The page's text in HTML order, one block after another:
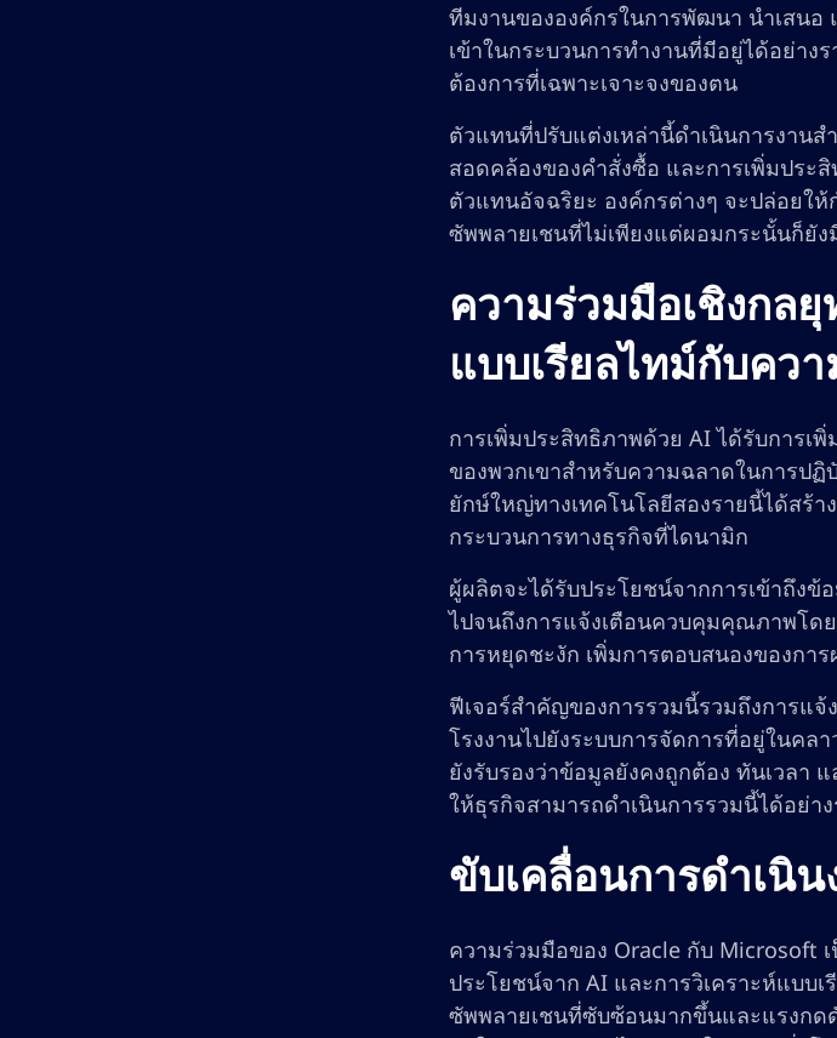
ทีมงานขององค์กรในการพัฒนา นำเสน
เข้าในกระบวนการทำงานที่มีอยู่ได้อย่า
ต้องการที่เฉพาะเจาะจงของตน
ตัวแทนที่ปรับแต่งเหล่านี้ดำเนินการงาน
สอดคล้องของคำสั่งซื้อ และการเพิ่มประ
ตัวแทนอัจฉริยะ องค์กรต่างๆ จะปล่อยใ
ซัพพลายเชนที่ไม่เพียงแต่ผอมกระนั้นก็ยั
ความร่วมมือเชิงกล
แบบเรียลไทม์กับคว
การเพิ่มประสิทธิภาพด้วย AI ได้รับการเ
ของพวกเขาสำหรับความฉลาดในการปฏิ
ยักษ์ใหญ่ทางเทคโนโลยีสองรายนี้ได้สร้า
กระบวนการทางธุรกิจที่ไดนามิก
ผู้ผลิตจะได้รับประโยชน์จากการเข้าถึง
ไปจนถึงการแจ้งเตือนควบคุมคุณภาพโด
การหยุดชะงัก เพิ่มการตอบสนองของกา
ฟีเจอร์สำคัญของการรวมนี้รวมถึงการแ
โรงงานไปยังระบบการจัดการที่อยู่ในค
ยังรับรองว่าข้อมูลยังคงถูกต้อง ทันเวลา
ให้ธุรกิจสามารถดำเนินการรวมนี้ได้อย่า
ขับเคลื่อนการดำเนิ
ความร่วมมือของ Oracle กับ Microsoft
ประโยชน์จาก AI และการวิเคราะห์แบบ
ซัพพลายเชนที่ซับซ้อนมากขึ้นและแรงกด